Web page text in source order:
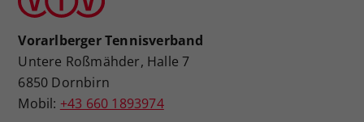
Vorarlberger Tennisverband
Untere Roßmähder, Halle 7
6850 Dornbirn
Mobil: +43 660 1893974